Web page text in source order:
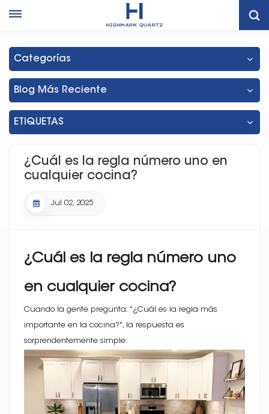
¿Cuál Es La Regla Número Uno En Cualquier Cocina?
Categorías
Blog Más Reciente
ETIQUETAS
¿Cuál es la regla número uno en
cualquier cocina?
Jul 02, 2025
¿Cuál es la regla número uno
en cualquier cocina?
Cuando la gente pregunta: "¿Cuál es la regla más
importante en la cocina?", la respuesta es
sorprendentemente simple: